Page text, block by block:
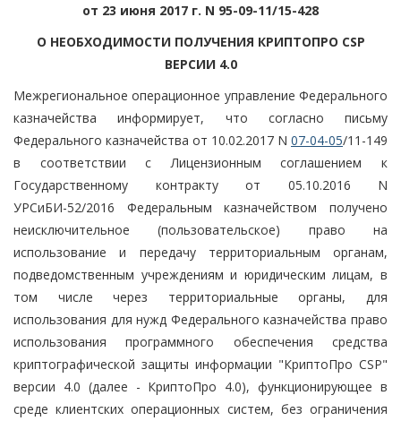
от 23 июня 2017 г. N 95-09-11/15-428
О НЕОБХОДИМОСТИ ПОЛУЧЕНИЯ КРИПТОПРО CSP
ВЕРСИИ 4.0
Межрегиональное операционное управление Федерального
казначейства информирует, что согласно письму
Федерального казначейства от 10.02.2017 N 07-04-05/11-149
в соответствии с Лицензионным соглашением к
Государственному контракту от 05.10.2016 N
УРСиБИ-52/2016 Федеральным казначейством получено
неисключительное (пользовательское) право на
использование и передачу территориальным органам,
подведомственным учреждениям и юридическим лицам, в
том числе через территориальные органы, для
использования для нужд Федерального казначейства право
использования программного обеспечения средства
криптографической защиты информации "КриптоПро CSP"
версии 4.0 (далее - КриптоПро 4.0), функционирующее в
среде клиентских операционных систем, без ограничения